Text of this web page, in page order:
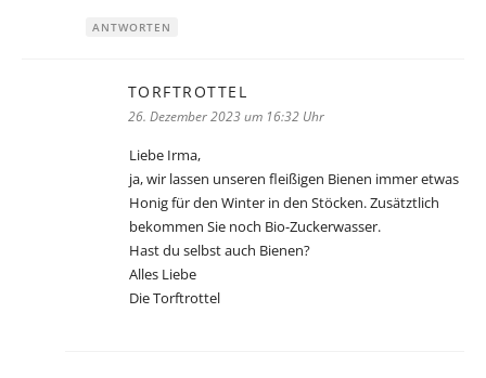
ANTWORTEN
TORFTROTTEL
26. Dezember 2023 um 16:32 Uhr
Liebe Irma,
ja, wir lassen unseren fleißigen Bienen immer etwas
Honig für den Winter in den Stöcken. Zusätztlich
bekommen Sie noch Bio-Zuckerwasser.
Hast du selbst auch Bienen?
Alles Liebe
Die Torftrottel